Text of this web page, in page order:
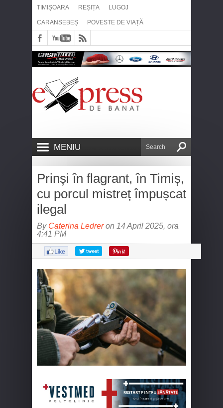
TIMIȘOARA REȘIȚA LUGOJ
CARANSEBEȘ POVESTE DE VIAȚĂ
MENIU
Prinși în flagrant, în Timiș,
cu porcul mistreț împușcat
ilegal
By Caterina Ledreron 14 April 2025, ora
4:41 PM